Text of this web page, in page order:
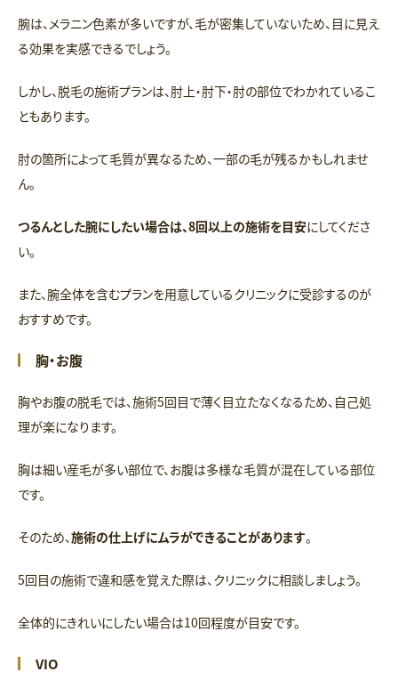
腕は、メラニン色素が多いですが、毛が密集していないため、目に見え
る効果を実感できるでしょう。
しかし、脱毛の施術プランは、肘上・肘下・肘の部位でわかれているこ
ともあります。
肘の箇所によって毛質が異なるため、一部の毛が残るかもしれませ
ん。
つるんとした腕にしたい場合は、8回以上の施術を目安にしてくださ
い。
また、腕全体を含むプランを用意しているクリニックに受診するのが
おすすめです。
胸・お腹
胸やお腹の脱毛では、施術5回目で薄く目立たなくなるため、自己処
理が楽になります。
胸は細い産毛が多い部位で、お腹は多様な毛質が混在している部位
です。
そのため、施術の仕上げにムラができることがあります。
5回目の施術で違和感を覚えた際は、クリニックに相談しましょう。
全体的にきれいにしたい場合は10回程度が目安です。
VIO